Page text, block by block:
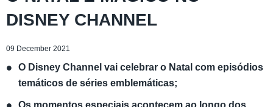
DISNEY CHANNEL
09 December 2021
O Disney Channel vai celebrar o Natal com episódios
temáticos de séries emblemáticas;
Os momentos especiais acontecem ao longo dos